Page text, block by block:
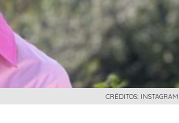
CRÉDITOS: INSTAGRAM